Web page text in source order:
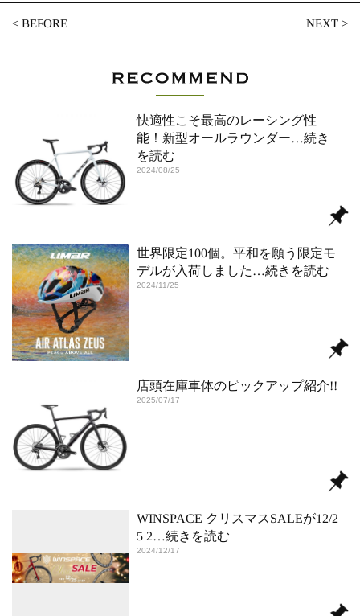
<BEFORE NEXT>
快適性こそ最高のレーシング性
能！新型オールラウンダー…続き
を読む
2024/08/25
世界限定100個。平和を願う限定モ
デルが入荷しました …続きを読む
2024/11/25
店頭在庫車体のピックアップ紹介!!
2025/07/17
WINSPACE クリスマスSALEが12/2
5 2…続きを読む
2024/12/17